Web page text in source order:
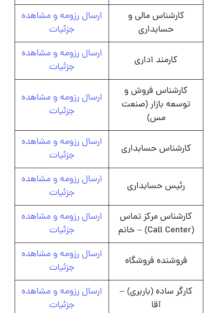
کارشناس مالی و
حسابداری
ارسال رزومه و مشاهده
جزئیات
کارمند اداری
ارسال رزومه و مشاهده
جزئیات
کارشناس فروش و
توسعه بازار (صنعت
مس)
ارسال رزومه و مشاهده
جزئیات
کارشناس حسابداری
ارسال رزومه و مشاهده
جزئیات
رئیس حسابداری
ارسال رزومه و مشاهده
جزئیات
کارشناس مرکز تماس
(Call Center) – خانم
ارسال رزومه و مشاهده
جزئیات
فروشنده فروشگاه
ارسال رزومه و مشاهده
جزئیات
کارگر ساده (باربری) –
آقا
ارسال رزومه و مشاهده
جزئیات